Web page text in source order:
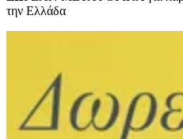
την Ελλάδα